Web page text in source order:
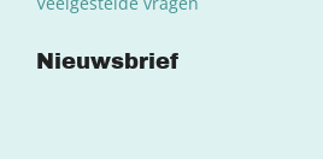
Nieuwsbrief